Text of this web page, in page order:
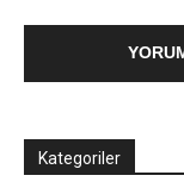
Kategoriler